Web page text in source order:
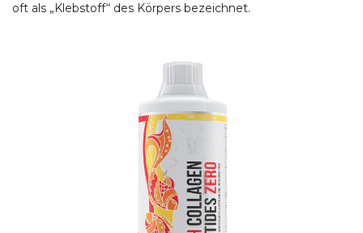
oft als „Klebstoff“ des Körpers bezeichnet.